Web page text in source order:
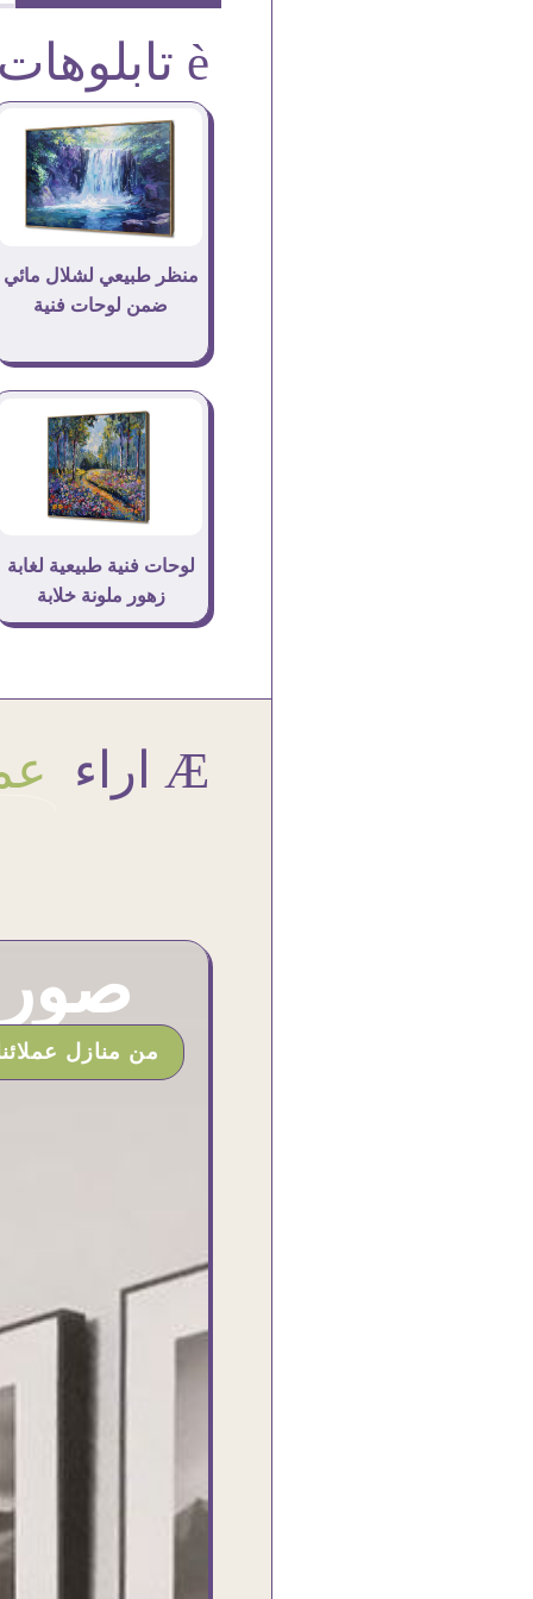
è تابلوهات
منظر طبيعي لشلال مائي
ضمن لوحات فنية
لوحات فنية طبيعية لغابة
زهور ملونة خلابة
Æ اراء
صور
من منازل
تعامل بإذن الله ومبسوطة اوى من الاوردر
واحلى كمان مما توقعت ❤ اشكركم شكرا